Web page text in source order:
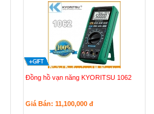
Đồng hồ vạn năng KYORITSU 1062
Giá Bán: 11,100,000 đ